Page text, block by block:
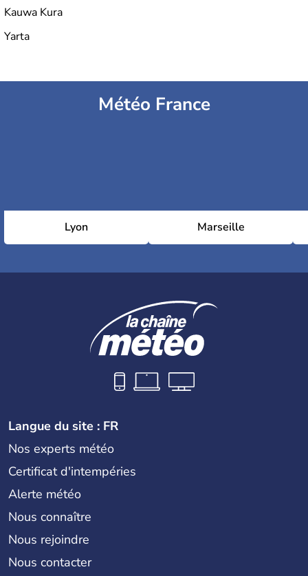
Kauwa Kura
Yarta
Météo France
Lyon Marseille
Langue du site : FR
Nos experts météo
Certificat d'intempéries
Alerte météo
Nous connaître
Nous rejoindre
Nous contacter